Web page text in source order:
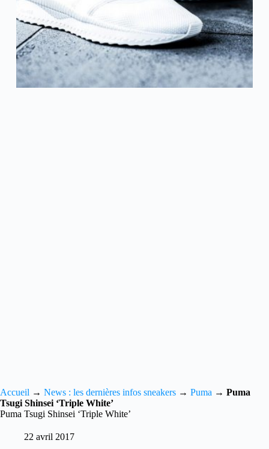
Accueil → News : les dernières infos sneakers → Puma → Puma
Tsugi Shinsei ‘Triple White’
Puma Tsugi Shinsei ‘Triple White’
22 avril 2017